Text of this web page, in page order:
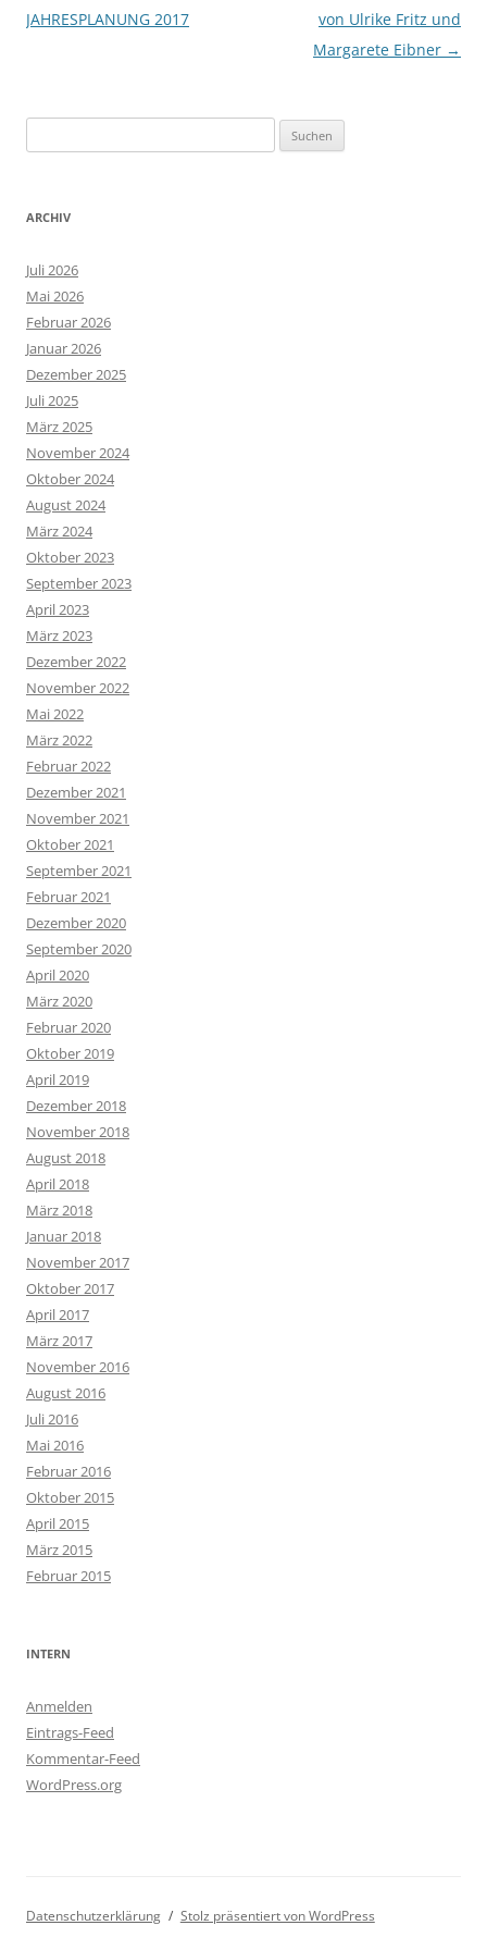
JAHRESPLANUNG 2017
von Ulrike Fritz und
Margarete Eibner →
nach:
ARCHIV
Juli 2026
Mai 2026
Februar 2026
Januar 2026
Dezember 2025
Juli 2025
März 2025
November 2024
Oktober 2024
August 2024
März 2024
Oktober 2023
September 2023
April 2023
März 2023
Dezember 2022
November 2022
Mai 2022
März 2022
Februar 2022
Dezember 2021
November 2021
Oktober 2021
September 2021
Februar 2021
Dezember 2020
September 2020
April 2020
März 2020
Februar 2020
Oktober 2019
April 2019
Dezember 2018
November 2018
August 2018
April 2018
März 2018
Januar 2018
November 2017
Oktober 2017
April 2017
März 2017
November 2016
August 2016
Juli 2016
Mai 2016
Februar 2016
Oktober 2015
April 2015
März 2015
Februar 2015
INTERN
Anmelden
Eintrags-Feed
Kommentar-Feed
WordPress.org
Datenschutzerklärung Stolz präsentiert von WordPress